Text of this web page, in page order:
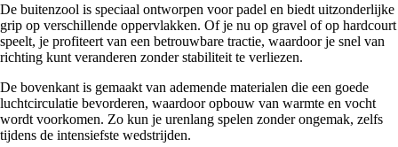
De buitenzool is speciaal ontworpen voor padel en biedt uitzonderlijke
grip op verschillende oppervlakken. Of je nu op gravel of op hardcourt
speelt, je profiteert van een betrouwbare tractie, waardoor je snel van
richting kunt veranderen zonder stabiliteit te verliezen.
De bovenkant is gemaakt van ademende materialen die een goede
luchtcirculatie bevorderen, waardoor opbouw van warmte en vocht
wordt voorkomen. Zo kun je urenlang spelen zonder ongemak, zelfs
tijdens de intensiefste wedstrijden.